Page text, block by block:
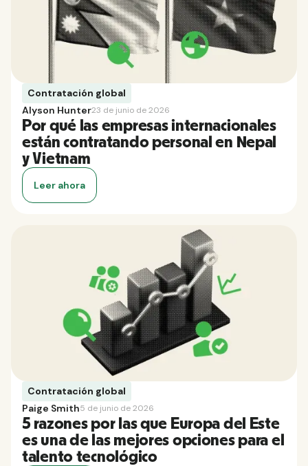
Contratación global
Alyson Hunter23 de junio de 2026
Por qué las empresas internacionales
están contratando personal en Nepal
y Vietnam
Leer ahora
Contratación global
Paige Smith5 de junio de 2026
5 razones por las que Europa del Este
es una de las mejores opciones para el
talento tecnológico